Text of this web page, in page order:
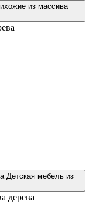
Детская мебель из